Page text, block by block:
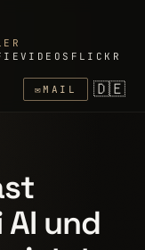
VIDEOS FLICKR
✉MAIL 🇩🇪
AI und